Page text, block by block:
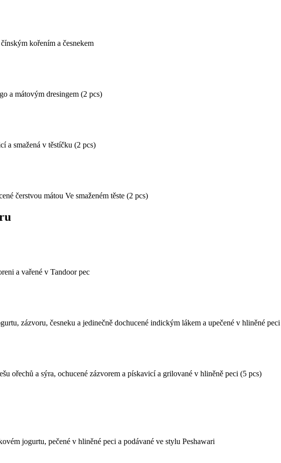
kořením a česnekem
a mátovým dresingem (2 pcs)
a smažená v těstíčku (2 pcs)
čerstvou mátou Ve smaženém těste (2 pcs)
a vařené v Tandoor pec
zázvoru, česneku a jedinečně dochucené indickým lákem a upečené v hliněné
ořechů a sýra, ochucené zázvorem a pískavicí a grilované v hliněně peci (5 pcs)
jogurtu, pečené v hliněné peci a podávané ve stylu Peshawari